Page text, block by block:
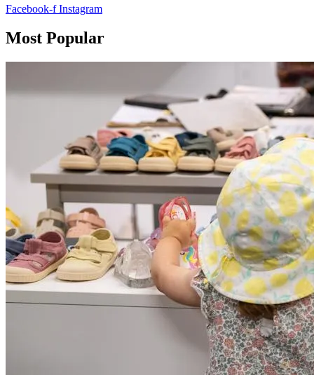
Facebook-f Instagram
Most Popular